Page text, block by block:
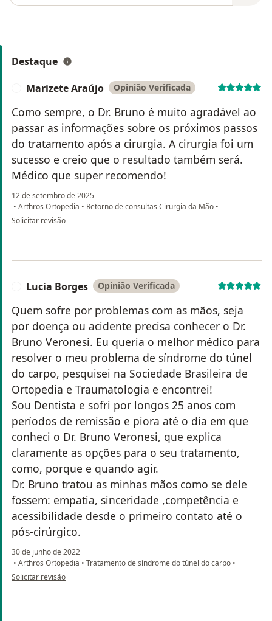
Destaque
Marizete Araújo Opinião Verificada
Como sempre, o Dr. Bruno é muito agradável ao
passar as informações sobre os próximos passos
do tratamento após a cirurgia. A cirurgia foi um
sucesso e creio que o resultado também será.
Médico que super recomendo!
12 de setembro de 2025
• Arthros Ortopedia • Retorno de consultas Cirurgia da Mão •
na opinião do utilizador Marizete Araújo
Solicitar revisão
Lucia Borges Opinião Verificada
Quem sofre por problemas com as mãos, seja
por doença ou acidente precisa conhecer o Dr.
Bruno Veronesi. Eu queria o melhor médico para
resolver o meu problema de síndrome do túnel
do carpo, pesquisei na Sociedade Brasileira de
Ortopedia e Traumatologia e encontrei!
Sou Dentista e sofri por longos 25 anos com
períodos de remissão e piora até o dia em que
conheci o Dr. Bruno Veronesi, que explica
claramente as opções para o seu tratamento,
como, porque e quando agir.
Dr. Bruno tratou as minhas mãos como se dele
fossem: empatia, sinceridade ,competência e
acessibilidade desde o primeiro contato até o
pós-cirúrgico.
30 de junho de 2022
• Arthros Ortopedia • Tratamento de síndrome do túnel do carpo •
na opinião do utilizador Lucia Borges
Solicitar revisão